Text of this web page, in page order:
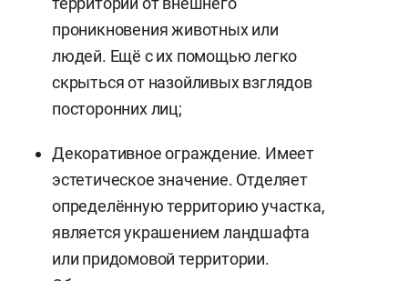
проникновения животных или
людей. Ещё с их помощью легко
скрыться от назойливых взглядов
посторонних лиц;
Декоративное ограждение. Имеет
эстетическое значение. Отделяет
определённую территорию участка,
является украшением ландшафта
или придомовой территории.